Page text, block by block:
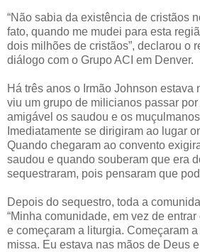
“Não sabia da existência de cristãos
fato, quando me mudei para esta
dois milhões de cristãos”, declarou o
diálogo com o Grupo ACI em Denver.
Há três anos o Irmão Johnson estava
viu um grupo de milicianos passar
amigável os saudou e os
Imediatamente se dirigiram ao lugar
Quando chegaram ao convento
saudou e quando souberam que era
sequestraram, pois pensaram que
Depois do sequestro, toda a
“Minha comunidade, em vez de
e começaram a liturgia. Começaram
missa. Eu estava nas mãos de Deus